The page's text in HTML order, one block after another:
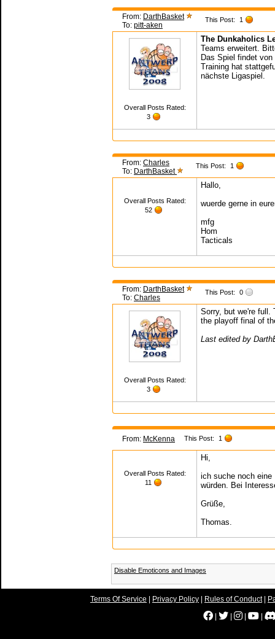
From: DarthBasket
To: pitt-aken
This Post: 1
Overall Posts Rated:
3
The Dunkaholics
Teams erweitert.
Das Spiel findet
Training hat
nächste Ligaspiel.
From: Charles
To: DarthBasket
This Post: 1
Overall Posts Rated:
52
Hallo,
wuerde gerne in
mfg
Hom
Tacticals
From: DarthBasket
To: Charles
This Post: 0
Overall Posts Rated:
3
Sorry, but we're full.
the playoff final of
Last edited by
From: McKenna This Post: 1
Overall Posts Rated:
11
Hi,
ich suche noch eine
würden. Bei
Grüße,
Thomas.
Disable Emoticons and Images
Terms Of Service Privacy Policy Rules of Conduct|